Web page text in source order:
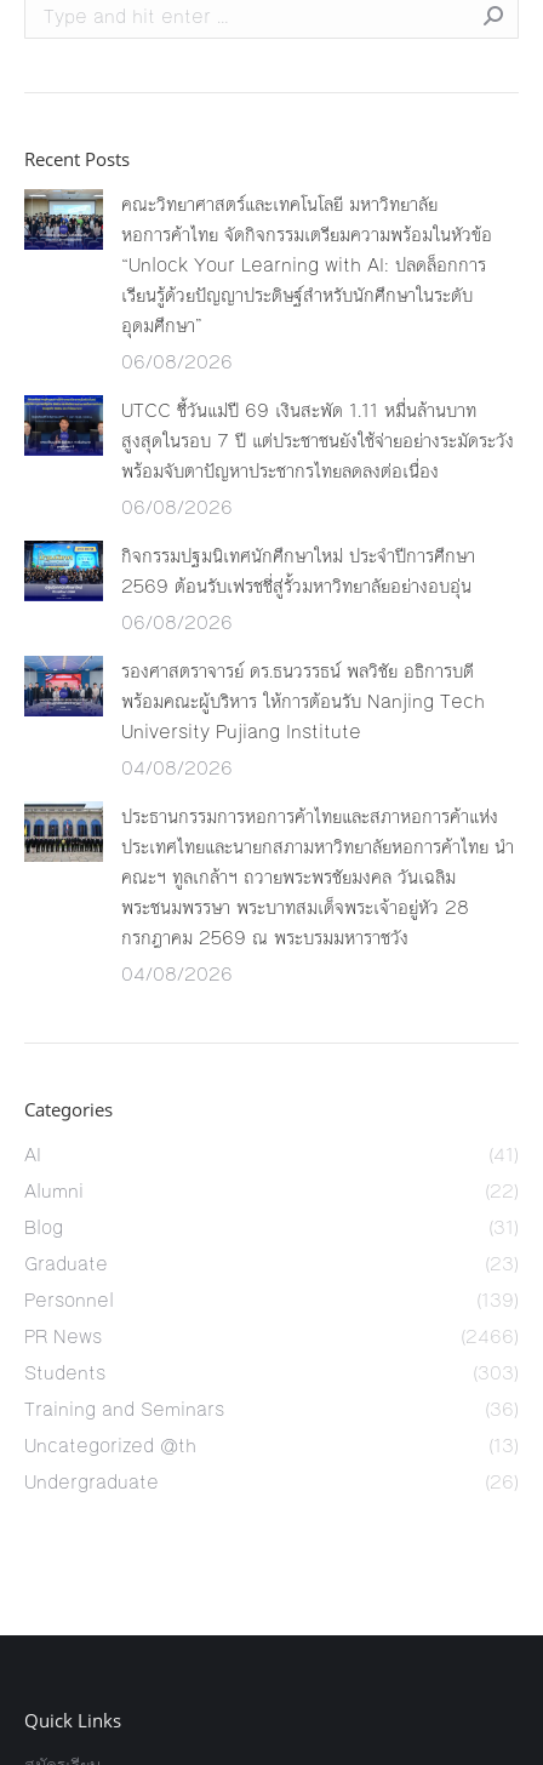
Search:
Recent Posts
คณะวิทยาศาสตร์และเทคโนโลยี มหาวิทยาลัย
หอการค้าไทย จัดกิจกรรมเตรียมความพร้อมในหัวข้อ
“Unlock Your Learning with AI: ปลดล็อกการ
เรียนรู้ด้วยปัญญาประดิษฐ์สำหรับนักศึกษาในระดับ
อุดมศึกษา”
06/08/2026
UTCC ชี้วันแม่ปี 69 เงินสะพัด 1.11 หมื่นล้านบาท
สูงสุดในรอบ 7 ปี แต่ประชาชนยังใช้จ่ายอย่างระมัดระวัง
พร้อมจับตาปัญหาประชากรไทยลดลงต่อเนื่อง
06/08/2026
กิจกรรมปฐมนิเทศนักศึกษาใหม่ ประจำปีการศึกษา
2569 ต้อนรับเฟรชชี่สู่รั้วมหาวิทยาลัยอย่างอบอุ่น
06/08/2026
รองศาสตราจารย์ ดร.ธนวรรธน์ พลวิชัย อธิการบดี
พร้อมคณะผู้บริหาร ให้การต้อนรับ Nanjing Tech
University Pujiang Institute
04/08/2026
ประธานกรรมการหอการค้าไทยและสภาหอการค้าแห่ง
ประเทศไทยและนายกสภามหาวิทยาลัยหอการค้าไทย นำ
คณะฯ ทูลเกล้าฯ ถวายพระพรชัยมงคล วันเฉลิม
พระชนมพรรษา พระบาทสมเด็จพระเจ้าอยู่หัว 28
กรกฎาคม 2569 ณ พระบรมมหาราชวัง
04/08/2026
Categories
AI
(41)
Alumni
(22)
Blog
(31)
Graduate
(23)
Personnel
(139)
PR News
(2466)
Students
(303)
Training and Seminars
(36)
Uncategorized @th
(13)
Undergraduate
(26)
Quick Links